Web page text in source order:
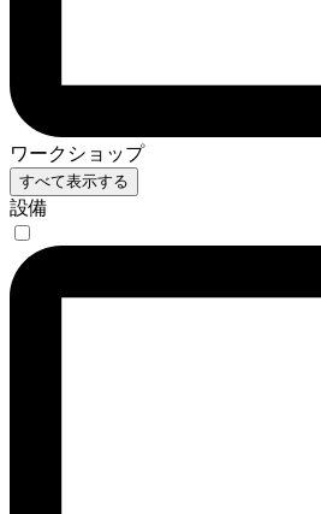
ワークショップ
すべて表示する
設備